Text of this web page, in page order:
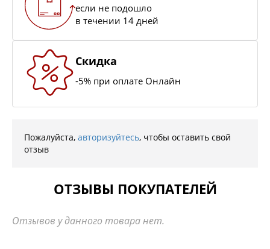
если не подошло
в течении 14 дней
Скидка
-5% при оплате Онлайн
Пожалуйста, авторизуйтесь, чтобы оставить свой
отзыв
ОТЗЫВЫ ПОКУПАТЕЛЕЙ
Отзывов у данного товара нет.